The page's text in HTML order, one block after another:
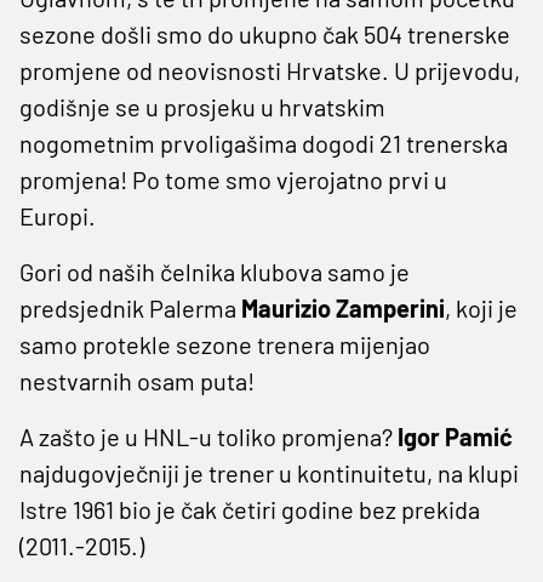
sezone došli smo do ukupno čak 504 trenerske
promjene od neovisnosti Hrvatske. U prijevodu,
godišnje se u prosjeku u hrvatskim
nogometnim prvoligašima dogodi 21 trenerska
promjena! Po tome smo vjerojatno prvi u
Europi.
Gori od naših čelnika klubova samo je
predsjednik Palerma Maurizio Zamperini, koji je
samo protekle sezone trenera mijenjao
nestvarnih osam puta!
A zašto je u HNL-u toliko promjena? Igor Pamić
najdugovječniji je trener u kontinuitetu, na klupi
Istre 1961 bio je čak četiri godine bez prekida
(2011.-2015.)